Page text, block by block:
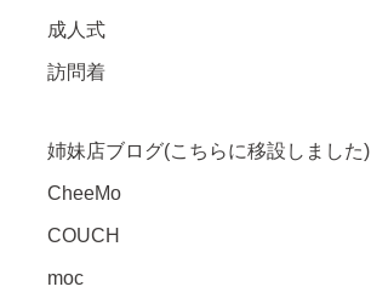
成人式
訪問着
姉妹店ブログ(こちらに移設しました)
CheeMo
COUCH
moc